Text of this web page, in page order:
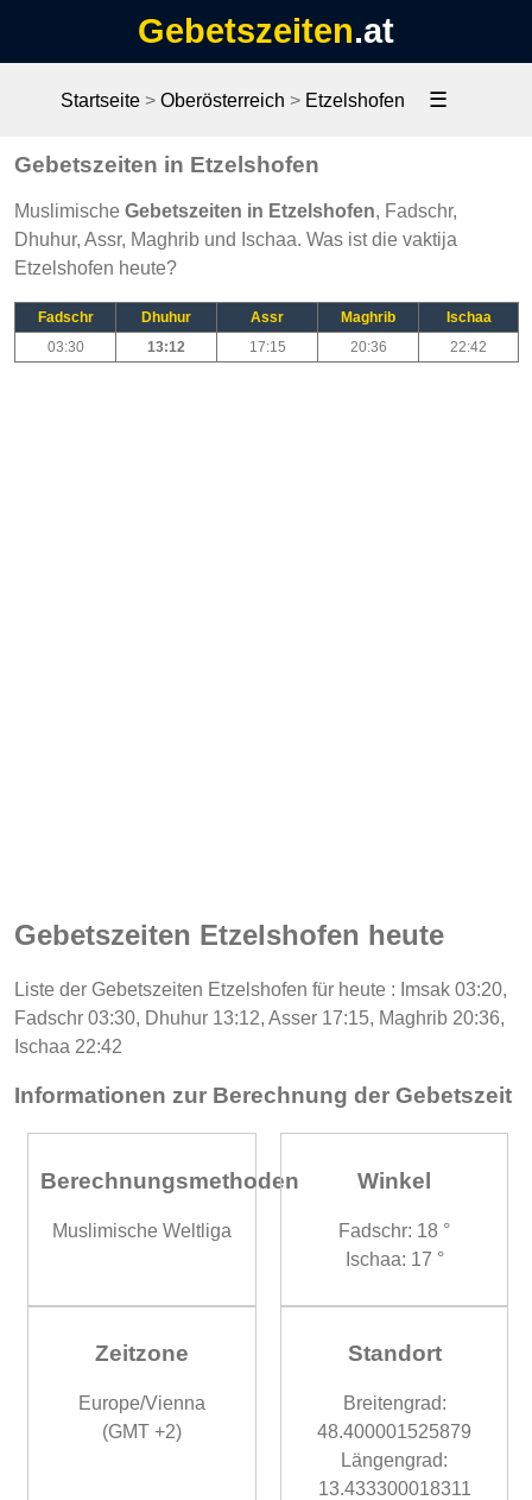
Gebetszeiten.at
Startseite > Oberösterreich > Etzelshofen ☰
Gebetszeiten in Etzelshofen
Muslimische Gebetszeiten in Etzelshofen, Fadschr,
Dhuhur, Assr, Maghrib und Ischaa. Was ist die vaktija
Etzelshofen heute?
Fadschr Dhuhur Assr Maghrib
Ischaa
03:30
13:12 17:15 20:36 22:42
Gebetszeiten Etzelshofen heute
Liste der Gebetszeiten Etzelshofen für heute : Imsak 03:20,
Fadschr 03:30, Dhuhur 13:12, Asser 17:15, Maghrib 20:36,
Ischaa 22:42
Informationen zur Berechnung der Gebetszeit
Berechnungsmethoden
Muslimische Weltliga
Winkel
Fadschr: 18 °
Ischaa: 17 °
Zeitzone
Europe/Vienna
(GMT +2)
Standort
Breitengrad:
48.400001525879
Längengrad:
13.433300018311